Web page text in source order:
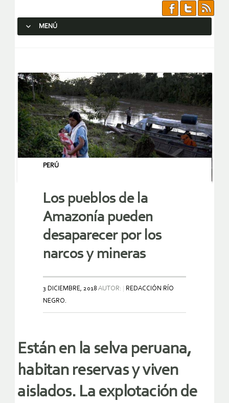
MENÚ
PERÚ
Los pueblos de la
Amazonía pueden
desaparecer por los
narcos y mineras
3 DICIEMBRE, 2018 AUTOR:
REDACCIÓN RÍO
NEGRO.
Están en la selva peruana,
habitan reservas y viven
aislados. La explotación de